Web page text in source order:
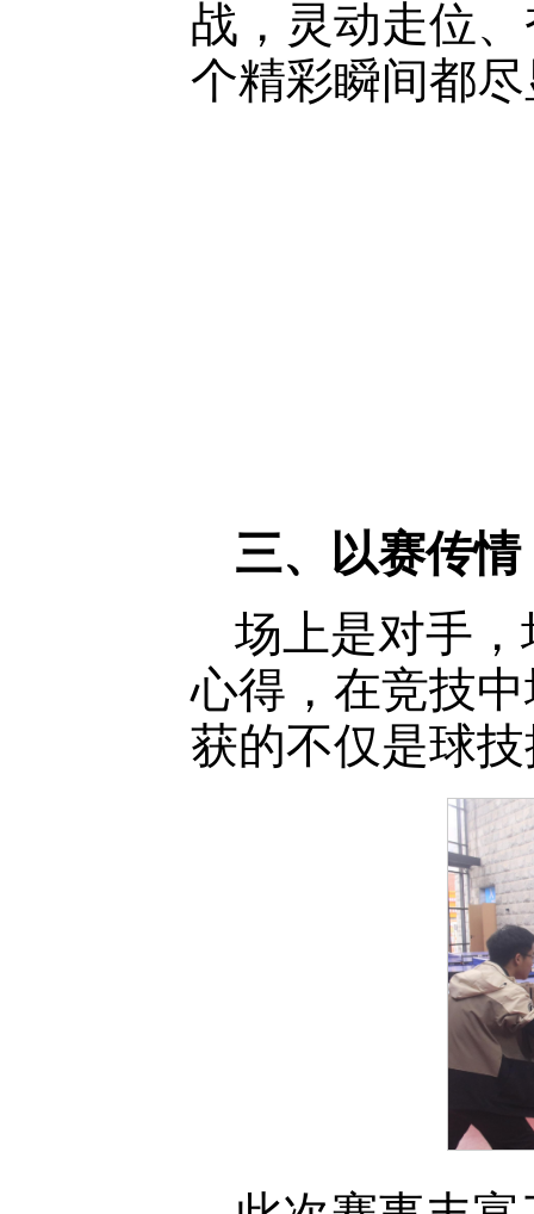
战，灵动走位
个精彩瞬间都
三、以赛传
场上是对手
心得，在竞技
获的不仅是球